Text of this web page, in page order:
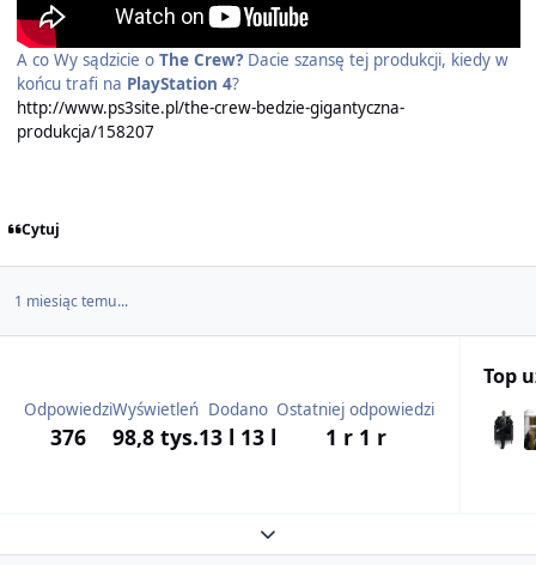
A co Wy sądzicie o The Crew?Dacie szansę tej produkcji, kiedy w
końcu trafi na PlayStation 4?
http://www.ps3site.pl/the-crew-bedzie-gigantyczna-
produkcja/158207
Cytuj
1 miesiąc temu...
Odpowiedzi
376
Wyświetleń
98,8 tys.
Dodano
13 l 13 l
Ostatniej odpowiedzi
1 r 1 r
Top
Expand topic overview